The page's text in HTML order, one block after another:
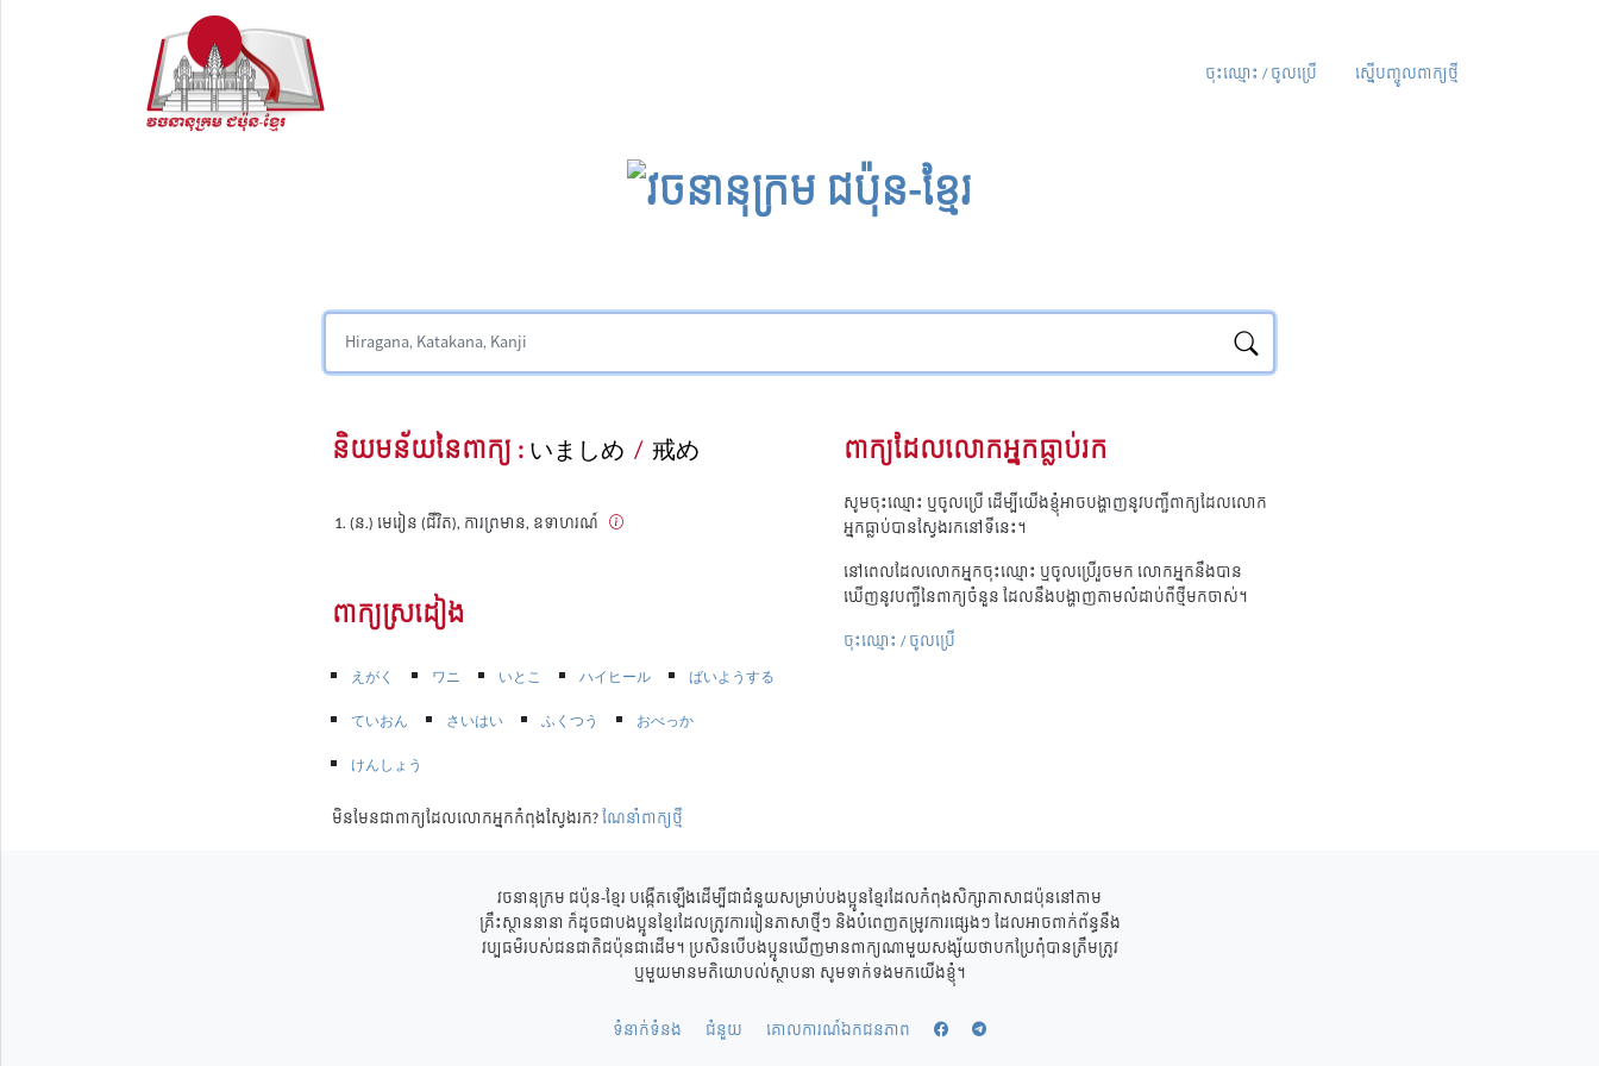
ចុះឈ្មោះ / ចូលប្រើ ស្នើបញ្ចូលពាក្យថ្មី
និយមន័យនៃពាក្យ :いましめ / 戒め
(ន.) មេរៀន (ជីវិត), ការព្រមាន, ឧទាហរណ៍
ពាក្យស្រដៀង
えがく ワニ いとこ ハイヒール
ばいようする
ていおん
さいはい ふくつう
おべっか
けんしょう
មិនមែនជាពាក្យដែលលោកអ្នកកំពុងស្វែងរក?ណែនាំពាក្យថ្មី
ពាក្យដែលលោកអ្នកធ្លាប់រក
សូមចុះឈ្មោះ ឬចូលប្រើ ដើម្បីយើងខ្ញុំអាចបង្ហាញនូវបញ្ជីពាក្យដែលលោក
អ្នកធ្លាប់បានស្វែងរកនៅទីនេះ។
នៅពេលដែលលោកអ្នកចុះឈ្មោះ ឬចូលប្រើរួចមក លោកអ្នកនឹងបាន
ឃើញនូវបញ្ជីនៃពាក្យចំនួន ដែលនឹងបង្ហាញតាមលំដាប់ពីថ្មីមកចាស់។
ចុះឈ្មោះ / ចូលប្រើ
វចនានុក្រម ជប៉ុន-ខ្មែរ បង្កើតឡើងដើម្បីជាជំនួយសម្រាប់បងប្អូនខ្មែរដែលកំពុងសិក្សាភាសាជប៉ុននៅតាម
គ្រឹះស្ថាននានា ក៏ដូចជាបងប្អូនខ្មែរដែលត្រូវការរៀនភាសាថ្មីៗ និងបំពេញតម្រូវការផ្សេងៗ ដែលអាចពាក់ព័ន្ធនឹង
វប្បធម៌របស់ជនជាតិជប៉ុនជាដើម។ ប្រសិនបើបងប្អូនឃើញមានពាក្យណាមួយសង្ស័យថាបកប្រែពុំបានត្រឹមត្រូវ
ឬមួយមានមតិយោបល់ស្ថាបនា សូមទាក់ទងមកយើងខ្ញុំ។
ទំនាក់ទំនង ជំនួយ គោលការណ៍ឯកជនភាព